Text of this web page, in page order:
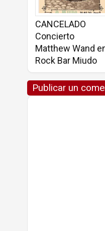
CANCELADO
Concierto
Matthew Wand
Rock Bar Miudo
Publicar un